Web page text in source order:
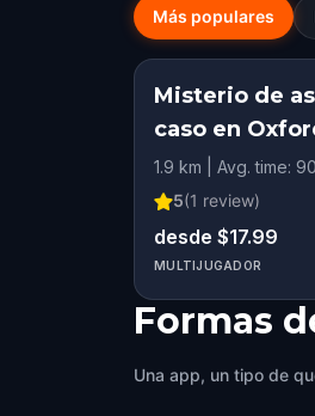
Más populares
Misterio de
caso en
1.9 km | Avg. time:
5(1 review)
desde $17.99
MULTIJUGADOR
Formas
Una app, un tipo de